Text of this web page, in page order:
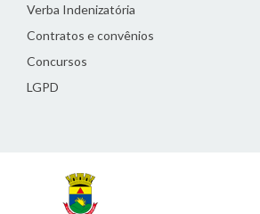
Verba Indenizatória
Contratos e convênios
Concursos
LGPD